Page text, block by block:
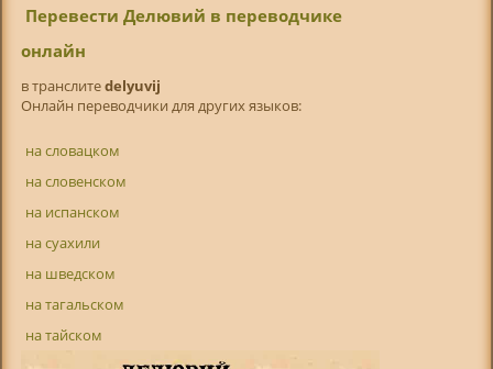
Перевести Делювий в переводчике
онлайн
в транслитedelyuvij
Онлайн переводчики для других языков:
на словацком
на словенском
на испанском
на суахили
на шведском
на тагальском
на тайском